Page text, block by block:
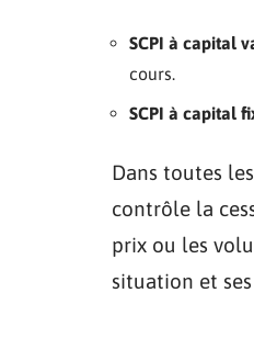
SCPI à capital
cours.
SCPI à capital
Dans toutes
contrôle la
prix ou les
situation et